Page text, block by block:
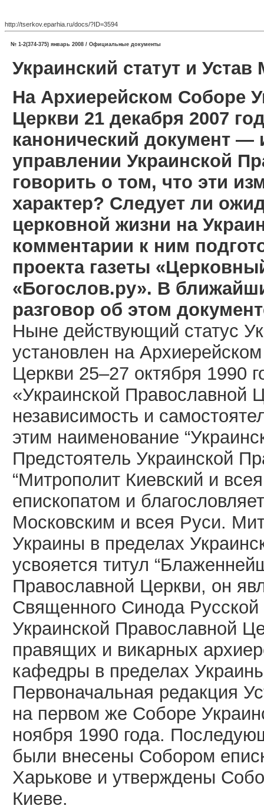
http://tserkov.eparhia.ru/docs/?ID=3594
№ 1-2(374-375) январь 2008 / Официальные документы
Украинский статут и
На Архиерейском Соборе
Церкви 21 декабря 2007
канонический документ —
управлении Украинской
говорить о том, что эти
характер? Следует ли
церковной жизни на
комментарии к ним
проекта газеты
«Богослов.ру». В
разговор об этом
Ныне действующий статус
установлен на
Церкви 25–27 октября 1990
«Украинской Православной
независимость и
этим наименование
Предстоятель Украинской
“Митрополит Киевский и
епископатом и
Московским и всея Руси.
Украины в пределах
усвояется титул
Православной Церкви, он
Священного Синода
Украинской Православной
правящих и викарных
кафедры в пределах
Первоначальная редакция
на первом же Соборе
ноября 1990 года.
были внесены Собором
Харькове и утверждены
Киеве.